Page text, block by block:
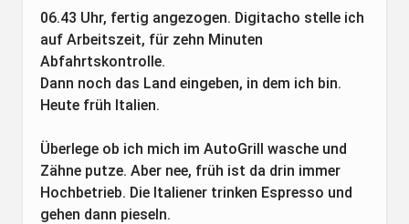
06.43 Uhr, fertig angezogen. Digitacho stelle ich
auf Arbeitszeit, für zehn Minuten
Abfahrtskontrolle.
Dann noch das Land eingeben, in dem ich bin.
Heute früh Italien.
Überlege ob ich mich im AutoGrill wasche und
Zähne putze. Aber nee, früh ist da drin immer
Hochbetrieb. Die Italiener trinken Espresso und
gehen dann pieseln.